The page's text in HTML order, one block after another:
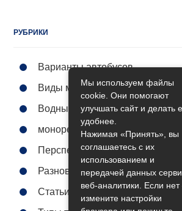
РУБРИКИ
Варианты автобусов
Виды метро
Водный транспорт
монорельс городской
Перспективы общественного
Разновидности поездов
Статьи
Мы используем файлы
cookie. Они помогают
улучшать сайт и делать
удобнее.
Нажимая «Принять», вы
соглашаетесь с их
использованием и
передачей данных
веб-аналитики. Если
измените настройки